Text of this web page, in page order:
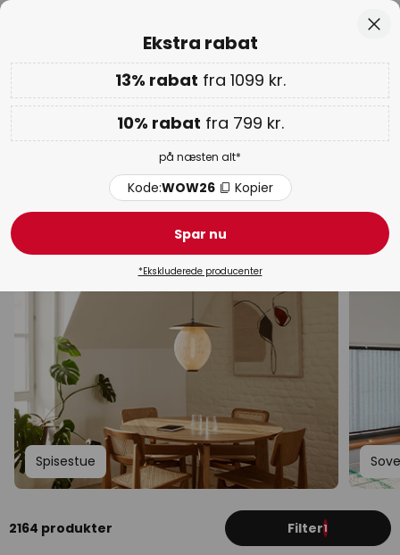
Ekstra rabat: 10% fra 799 kr. | 13% fra 1099 kr.
alt
Kode: WOW26 Kopier
WOW ugen: op til 70%
Hvid pendel lamper
Spisestue
2164 produkter Filter1
Luk
Ekstra rabat
13% rabat fra 1099 kr.
10% rabat fra 799 kr.
på næsten alt*
Kode:WOW26 Kopier
Spar nu
*Ekskluderede producenter